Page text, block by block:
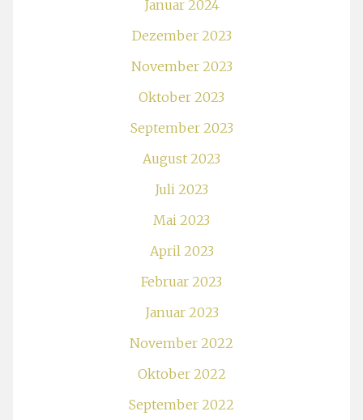
Januar 2024
Dezember 2023
November 2023
Oktober 2023
September 2023
August 2023
Juli 2023
Mai 2023
April 2023
Februar 2023
Januar 2023
November 2022
Oktober 2022
September 2022